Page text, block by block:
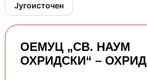
Југоисточен
ОЕМУЦ „СВ. НАУМ
ОХРИДСКИ“ – ОХРИД